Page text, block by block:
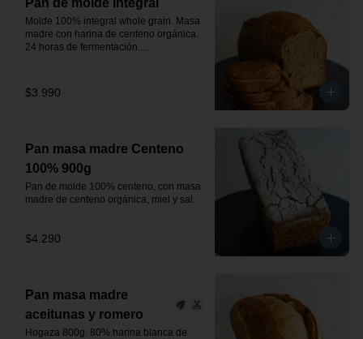
Pan de molde integral
Molde 100% integral whole grain. Masa
madre con harina de centeno orgánica.
24 horas de fermentación.
$3.990
Pan masa madre Centeno
100% 900g
Pan de molde 100% centeno, con masa
madre de centeno orgánica, miel y sal.
$4.290
Pan masa madre
aceitunas y romero
Hogaza 800g. 80% harina blanca de